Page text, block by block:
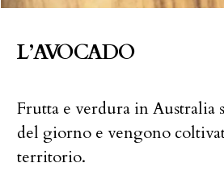
L’AVOCADO
Frutta e verdura in Australia
del giorno e vengono
territorio.